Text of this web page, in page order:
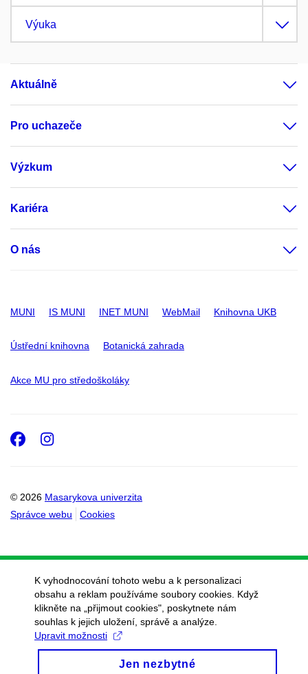
Výuka
Aktuálně
Pro uchazeče
Výzkum
Kariéra
O nás
MUNI IS MUNI INET MUNI WebMail Knihovna UKB
Ústřední knihovna Botanická zahrada
Akce MU pro středoškoláky
© 2026 Masarykova univerzita
Správce webu
Cookies
Facebook
Instagram
K vyhodnocování tohoto webu a k personalizaci
obsahu a reklam používáme soubory cookies. Když
klikněte na „přijmout cookies", poskytnete nám
souhlas k jejich uložení, správě a analýze.
Upravit možnosti
Jen nezbytné